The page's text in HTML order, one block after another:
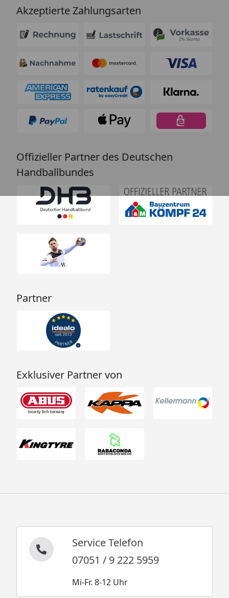
Akzeptierte Zahlungsarten
Offizieller Partner des Deutschen
Handballbundes
Partner
Exklusiver Partner von
Service Telefon
07051 / 9 222 5959
Mi-Fr. 8-12 Uhr